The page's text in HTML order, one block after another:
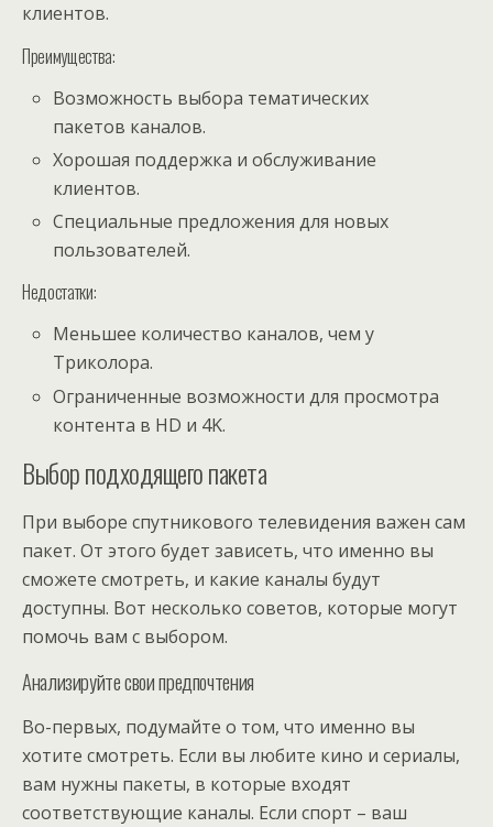
клиентов.
Преимущества:
Возможность выбора тематических
пакетов каналов.
Хорошая поддержка и обслуживание
клиентов.
Специальные предложения для новых
пользователей.
Недостатки:
Меньшее количество каналов, чем у
Триколора.
Ограниченные возможности для просмотра
контента в HD и 4K.
Выбор подходящего пакета
При выборе спутникового телевидения важен сам
пакет. От этого будет зависеть, что именно вы
сможете смотреть, и какие каналы будут
доступны. Вот несколько советов, которые могут
помочь вам с выбором.
Анализируйте свои предпочтения
Во-первых, подумайте о том, что именно вы
хотите смотреть. Если вы любите кино и сериалы,
вам нужны пакеты, в которые входят
соответствующие каналы. Если спорт – ваш